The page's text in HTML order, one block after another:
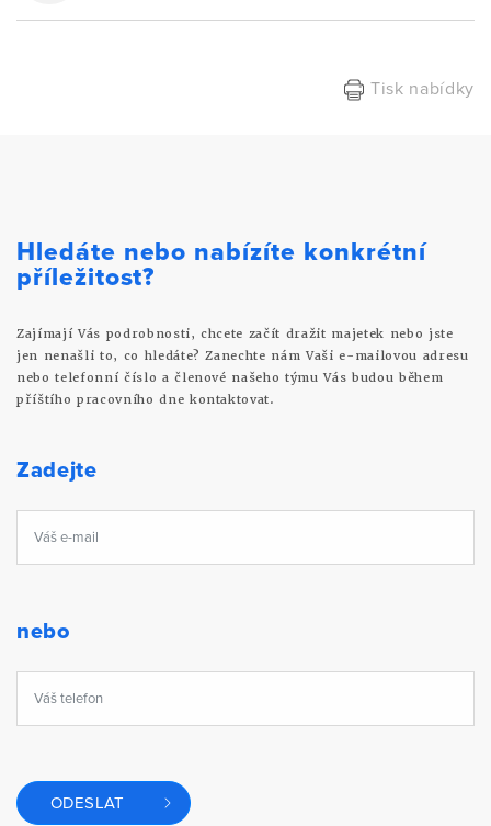
Tisk nabídky
Hledáte nebo nabízíte konkrétní
příležitost?
Zajímají Vás podrobnosti, chcete začít dražit majetek nebo jste
jen nenašli to, co hledáte? Zanechte nám Vaši e-mailovou adresu
nebo telefonní číslo a členové našeho týmu Vás budou během
příštího pracovního dne kontaktovat.
Zadejte
nebo
ODESLAT